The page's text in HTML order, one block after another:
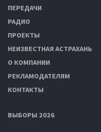
ПЕРЕДАЧИ
РАДИО
ПРОЕКТЫ
НЕИЗВЕСТНАЯ АСТРАХАНЬ
О КОМПАНИИ
РЕКЛАМОДАТЕЛЯМ
КОНТАКТЫ
ВЫБОРЫ 2026